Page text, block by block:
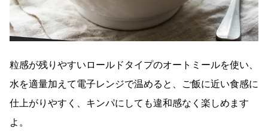
粒感が残りやすいロールドタイプのオートミールを使い、
水を適量加えて電子レンジで温めると、ご飯に近い食感に
仕上がりやすく、キンパにしても違和感なく楽しめます
よ。